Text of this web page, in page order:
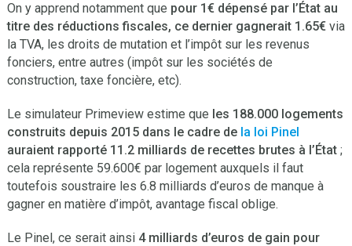
On y apprend notamment que pour 1€ dépensé par l’État au
titre des réductions fiscales, ce dernier gagnerait 1.65€via
la TVA, les droits de mutation et l’impôt sur les revenus
fonciers, entre autres (impôt sur les sociétés de
construction, taxe foncière, etc).
Le simulateur Primeview estime que les 188.000 logements
construits depuis 2015 dans le cadre de la loi Pinel
auraient rapporté 11.2 milliards de recettes brutes à l’État;
cela représente 59.600€ par logement auxquels il faut
toutefois soustraire les 6.8 milliards d’euros de manque à
gagner en matière d’impôt, avantage fiscal oblige.
Le Pinel, ce serait ainsi 4 milliards d’euros de gain pour